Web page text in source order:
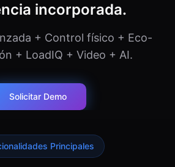
incorporada.
+ Control físico + Eco-
+ LoadIQ + Video + AI.
Solicitar Demo
Principales